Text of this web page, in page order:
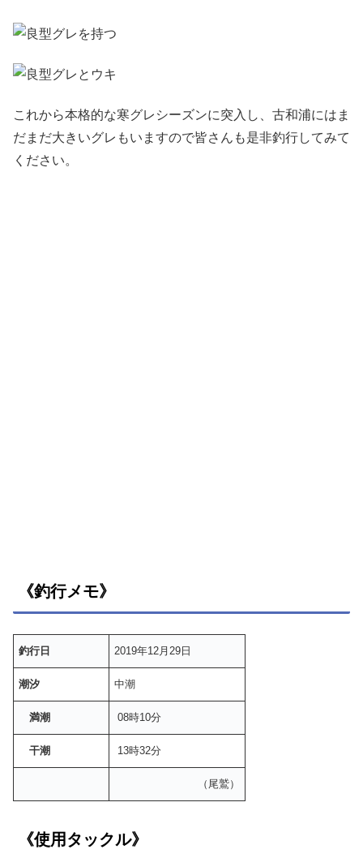
これから本格的な寒グレシーズンに突入し、古和浦にはま
だまだ大きいグレもいますので皆さんも是非釣行してみて
ください。
《釣行メモ》
釣行日 2019年12月29日
潮汐 中潮
満潮 08時10分
干潮 13時32分
（尾鷲）
《使用タックル》